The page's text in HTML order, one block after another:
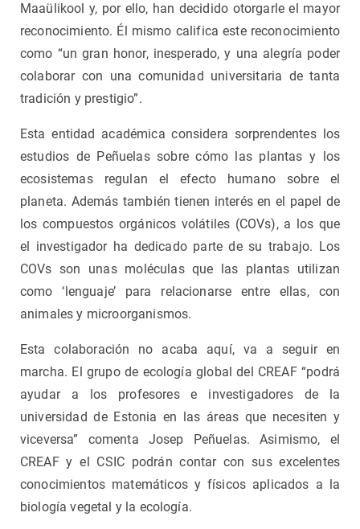
Maaülikool y, por ello, han decidido otorgarle el mayor
reconocimiento. Él mismo califica este reconocimiento
como “un gran honor, inesperado, y una alegría poder
colaborar con una comunidad universitaria de tanta
tradición y prestigio”.
Esta entidad académica considera sorprendentes los
estudios de Peñuelas sobre cómo las plantas y los
ecosistemas regulan el efecto humano sobre el
planeta. Además también tienen interés en el papel de
los compuestos orgánicos volátiles (COVs), a los que
el investigador ha dedicado parte de su trabajo. Los
COVs son unas moléculas que las plantas utilizan
como ‘lenguaje’ para relacionarse entre ellas, con
animales y microorganismos.
Esta colaboración no acaba aquí, va a seguir en
marcha. El grupo de ecología global del CREAF “podrá
ayudar a los profesores e investigadores de la
universidad de Estonia en las áreas que necesiten y
viceversa” comenta Josep Peñuelas. Asimismo, el
CREAF y el CSIC podrán contar con sus excelentes
conocimientos matemáticos y físicos aplicados a la
biología vegetal y la ecología.